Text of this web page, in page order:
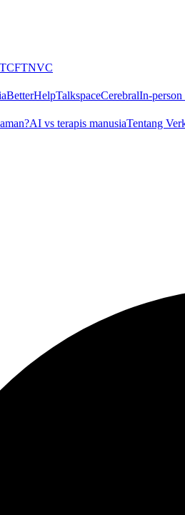
CFTNVC
BetterHelpTalkspaceCerebralIn-person
AI vs terapis manusiaTentang